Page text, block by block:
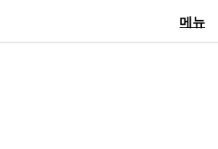
메뉴